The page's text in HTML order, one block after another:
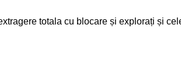
totala cu blocare și explorați și